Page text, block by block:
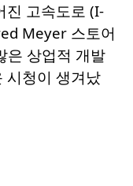
진 고속도로 (I-
Meyer 스토어
은 상업적 개발
시청이 생겨났